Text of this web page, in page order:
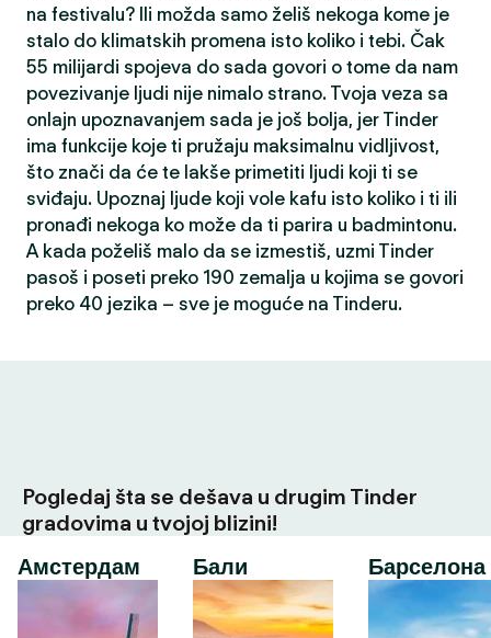
na festivalu? Ili možda samo želiš nekoga kome je
stalo do klimatskih promena isto koliko i tebi. Čak
55 milijardi spojeva do sada govori o tome da nam
povezivanje ljudi nije nimalo strano. Tvoja veza sa
onlajn upoznavanjem sada je još bolja, jer Tinder
ima funkcije koje ti pružaju maksimalnu vidljivost,
što znači da će te lakše primetiti ljudi koji ti se
sviđaju. Upoznaj ljude koji vole kafu isto koliko i ti ili
pronađi nekoga ko može da ti parira u badmintonu.
A kada poželiš malo da se izmestiš, uzmi Tinder
pasoš i poseti preko 190 zemalja u kojima se govori
preko 40 jezika – sve je moguće na Tinderu.
Pogledaj šta se dešava u drugim Tinder
gradovima u tvojoj blizini!
Амстердам
Бали Барселона